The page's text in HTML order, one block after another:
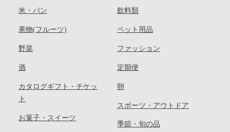
米・パン
果物(フルーツ)
野菜
酒
カタログギフト・チケッ
ト
お菓子・スイーツ
飲料類
ペット用品
ファッション
定期便
卵
スポーツ・アウトドア
季節・旬の品